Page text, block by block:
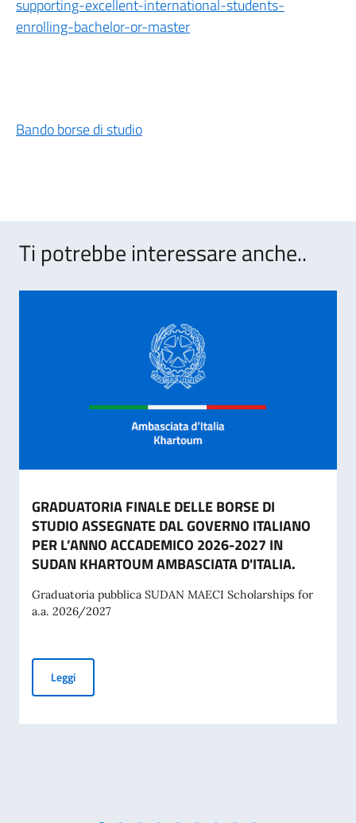
supporting-excellent-international-students-
enrolling-bachelor-or-master
Bando borse di studio
Ti potrebbe interessare anche..
GRADUATORIA FINALE DELLE BORSE DI
STUDIO ASSEGNATE DAL GOVERNO ITALIANO
PER L’ANNO ACCADEMICO 2026-2027 IN
SUDAN KHARTOUM AMBASCIATA D'ITALIA.
Graduatoria pubblica SUDAN MAECI Scholarships for
a.a. 2026/2027
LeggiGRADUATORIA FINALE DELLE BORSE DI STUDIO